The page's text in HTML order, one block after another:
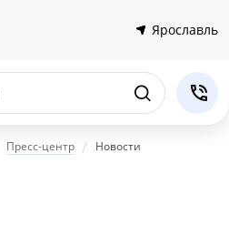
Ярославль
Пресс-центр Новости